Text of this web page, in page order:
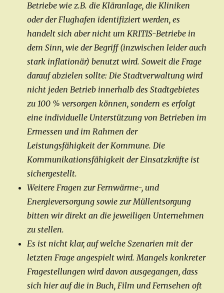
Betriebe wie z.B. die Kläranlage, die Kliniken
oder der Flughafen identifiziert werden, es
handelt sich aber nicht um KRITIS-Betriebe in
dem Sinn, wie der Begriff (inzwischen leider auch
stark inflationär) benutzt wird. Soweit die Frage
darauf abzielen sollte: Die Stadtverwaltung wird
nicht jeden Betrieb innerhalb des Stadtgebietes
zu 100 % versorgen können, sondern es erfolgt
eine individuelle Unterstützung von Betrieben im
Ermessen und im Rahmen der
Leistungsfähigkeit der Kommune. Die
Kommunikationsfähigkeit der Einsatzkräfte ist
sichergestellt.
Weitere Fragen zur Fernwärme-, und
Energieversorgung sowie zur Müllentsorgung
bitten wir direkt an die jeweiligen Unternehmen
zu stellen.
Es ist nicht klar, auf welche Szenarien mit der
letzten Frage angespielt wird. Mangels konkreter
Fragestellungen wird davon ausgegangen, dass
sich hier auf die in Buch, Film und Fernsehen oft